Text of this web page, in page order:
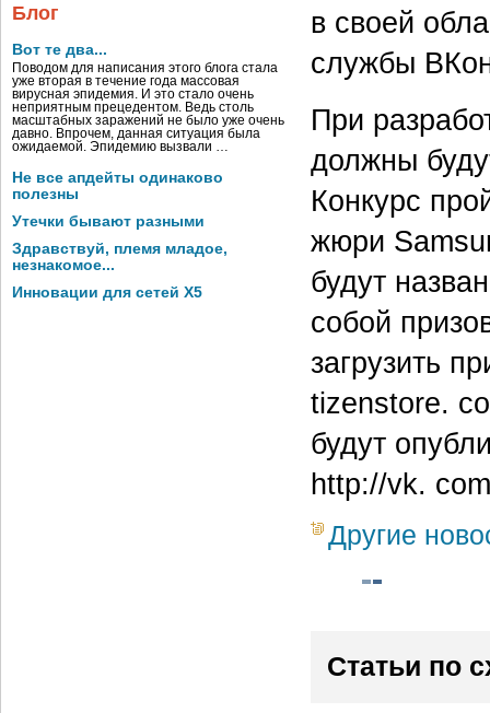
Блог
Вот те два...
Поводом для написания этого блога стала
уже вторая в течение года массовая
вирусная эпидемия. И это стало очень
неприятным прецедентом. Ведь столь
масштабных заражений не было уже очень
давно. Впрочем, данная ситуация была
ожидаемой. Эпидемию вызвали …
Не все апдейты одинаково
полезны
Утечки бывают разными
Здравствуй, племя младое,
незнакомое...
Инновации для сетей X5
в своей
службы
При
должны
Конкурс
жюри
будут
собой
загрузить
tizenstore.
будут
http://vk.
Другие
Статьи по